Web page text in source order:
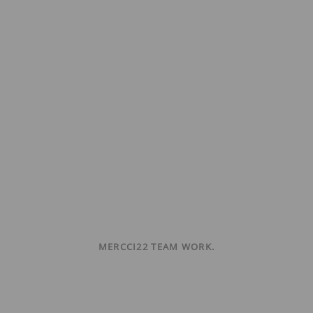
MERCCI22 TEAM WORK.